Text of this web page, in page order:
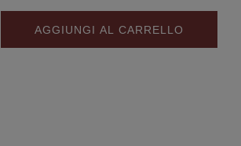
AGGIUNGI AL CARRELLO